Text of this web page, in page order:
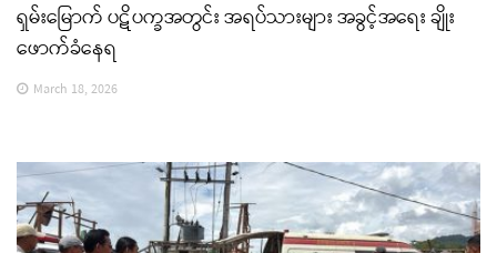
ရှမ်းမြောက် ပဋိပက္ခအတွင်း အရပ်သားများ အခွင့်အရေး ချိုး
ဖောက်ခံနေရ
March 18, 2026